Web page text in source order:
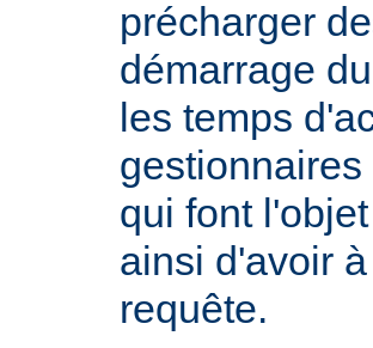
précharger
démarrage
les temps
qui font
ainsi d'avoir
requête.